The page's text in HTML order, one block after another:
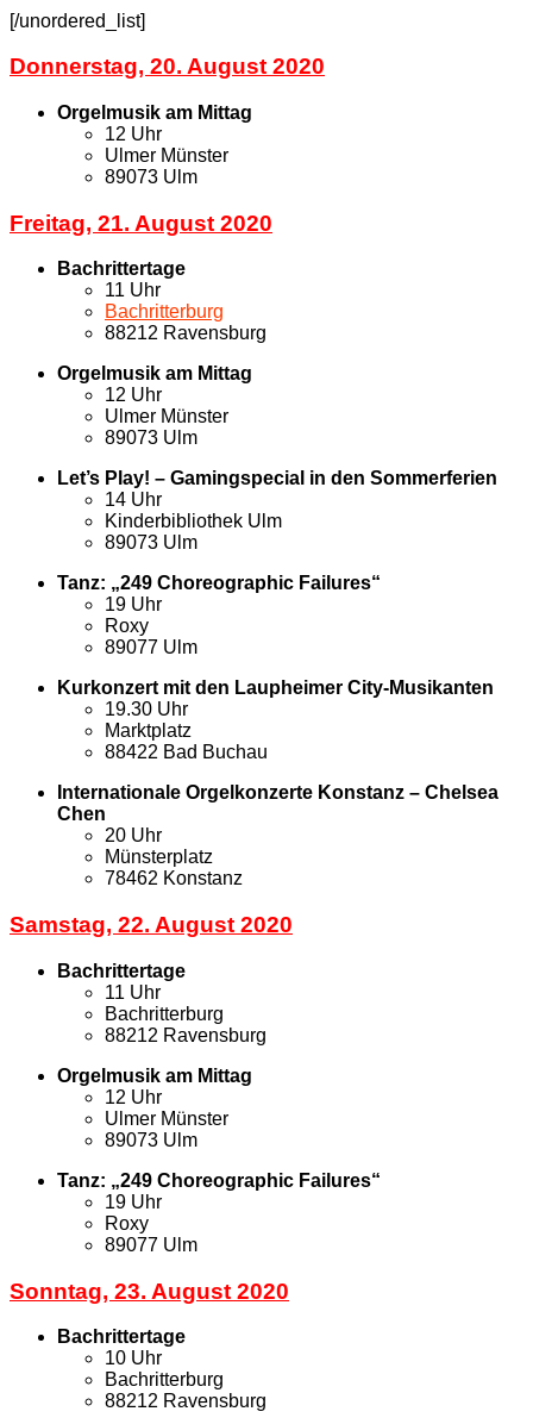
[/unordered_list]
Donnerstag, 20. August 2020
Orgelmusik am Mittag
12 Uhr
Ulmer Münster
89073 Ulm
Freitag, 21. August 2020
Bachrittertage
11 Uhr
Bachritterburg
88212 Ravensburg
Orgelmusik am Mittag
12 Uhr
Ulmer Münster
89073 Ulm
Let’s Play! – Gamingspecial in den Sommerferien
14 Uhr
Kinderbibliothek Ulm
89073 Ulm
Tanz: „249 Choreographic Failures“
19 Uhr
Roxy
89077 Ulm
Kurkonzert mit den Laupheimer City-Musikanten
19.30 Uhr
Marktplatz
88422 Bad Buchau
Internationale Orgelkonzerte Konstanz – Chelsea
Chen
20 Uhr
Münsterplatz
78462 Konstanz
Samstag, 22. August 2020
Bachrittertage
11 Uhr
Bachritterburg
88212 Ravensburg
Orgelmusik am Mittag
12 Uhr
Ulmer Münster
89073 Ulm
Tanz: „249 Choreographic Failures“
19 Uhr
Roxy
89077 Ulm
Sonntag, 23. August 2020
Bachrittertage
10 Uhr
Bachritterburg
88212 Ravensburg